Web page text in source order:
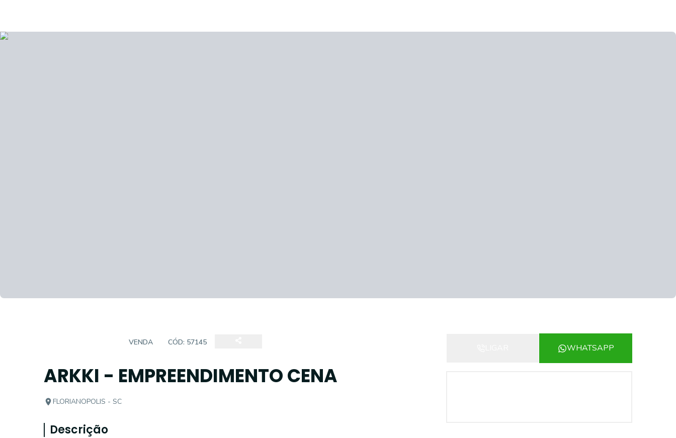
VENDA CÓD: 57145
ARKKI - EMPREENDIMENTO CENA
FLORIANOPOLIS - SC
Descrição
WHATSAPP